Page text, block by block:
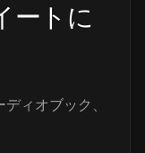
ートに
ィオブック、